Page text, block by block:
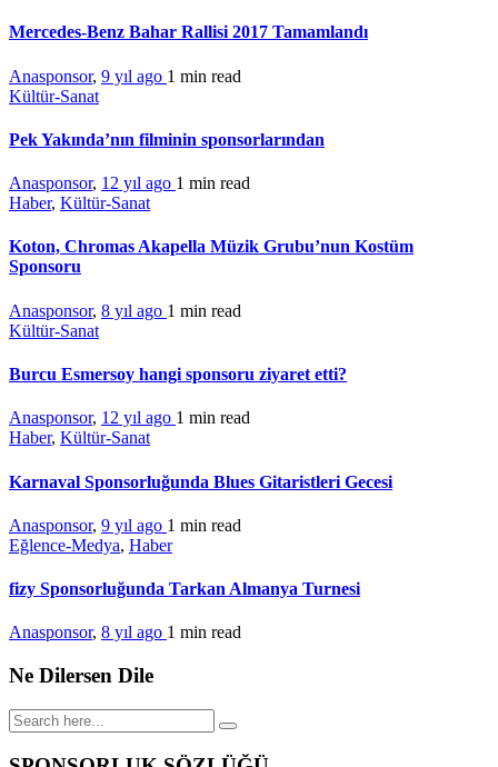
Mercedes-Benz Bahar Rallisi 2017 Tamamlandı
Anasponsor, 9 yıl ago 1 min read
Kültür-Sanat
Pek Yakında’nın filminin sponsorlarından
Anasponsor, 12 yıl ago 1 min read
Haber, Kültür-Sanat
Koton, Chromas Akapella Müzik Grubu’nun Kostüm
Sponsoru
Anasponsor, 8 yıl ago 1 min read
Kültür-Sanat
Burcu Esmersoy hangi sponsoru ziyaret etti?
Anasponsor, 12 yıl ago 1 min read
Haber, Kültür-Sanat
Karnaval Sponsorluğunda Blues Gitaristleri Gecesi
Anasponsor, 9 yıl ago 1 min read
Eğlence-Medya, Haber
fizy Sponsorluğunda Tarkan Almanya Turnesi
Anasponsor, 8 yıl ago 1 min read
Ne Dilersen Dile